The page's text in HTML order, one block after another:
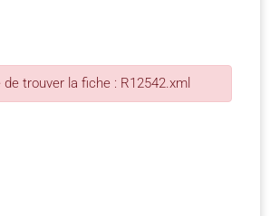
trouver la fiche : R12542.xml